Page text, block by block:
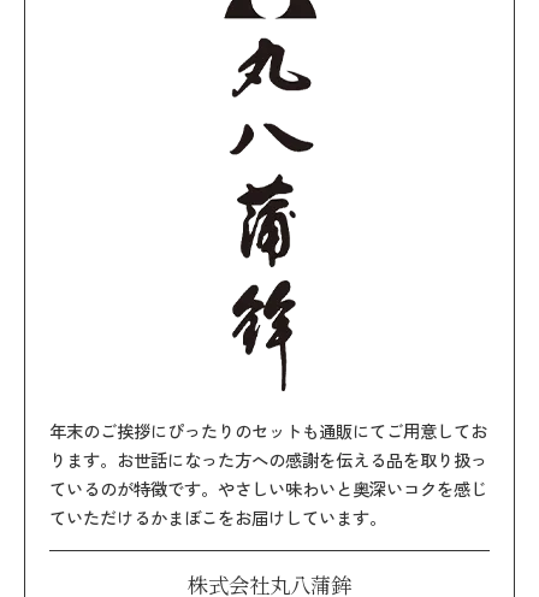
年末のご挨拶にぴったりのセットも通販にてご用意してお
ります。お世話になった方への感謝を伝える品を取り扱っ
ているのが特徴です。やさしい味わいと奥深いコクを感じ
ていただけるかまぼこをお届けしています。
株式会社丸八蒲鉾